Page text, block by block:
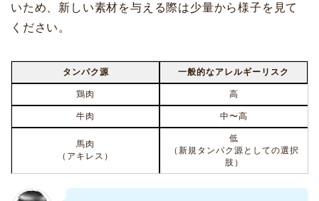
いため、新しい素材を与える際は少量から様子を見て
ください。
タンパク源 一般的なアレルギーリスク
鶏肉 高
牛肉 中〜高
馬肉
（アキレス）
低
（新規タンパク源としての選択
肢）